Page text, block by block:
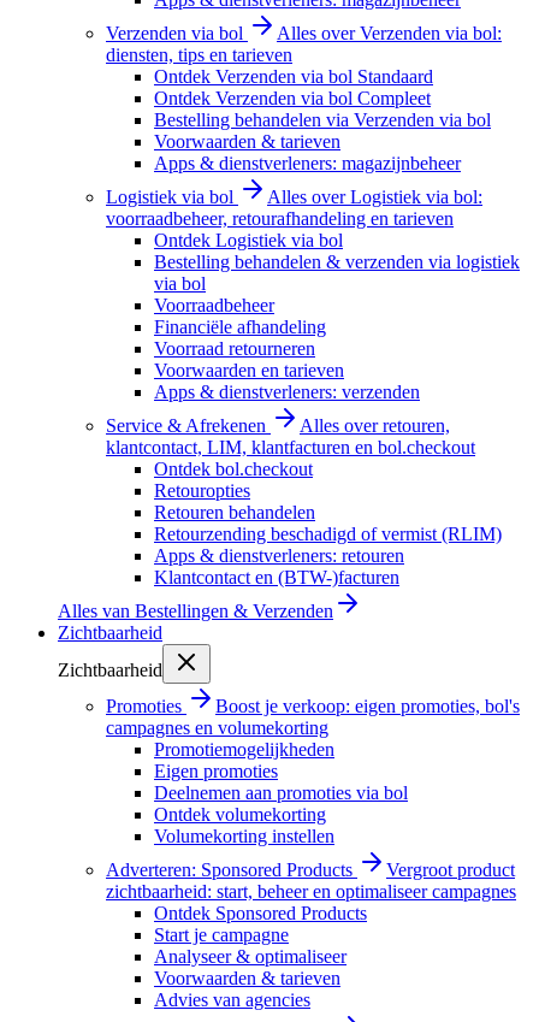
Verzenden via bol
Alles over Verzenden via bol:
diensten, tips en tarieven
Ontdek Verzenden via bol Standaard
Ontdek Verzenden via bol Compleet
Bestelling behandelen via Verzenden via bol
Voorwaarden & tarieven
Apps & dienstverleners: magazijnbeheer
Logistiek via bol
Alles over Logistiek via bol:
voorraadbeheer, retourafhandeling en tarieven
Ontdek Logistiek via bol
Bestelling behandelen & verzenden via logistiek
via bol
Voorraadbeheer
Financiële afhandeling
Voorraad retourneren
Voorwaarden en tarieven
Apps & dienstverleners: verzenden
Service & Afrekenen
Alles over retouren,
klantcontact, LIM, klantfacturen en bol.checkout
Ontdek bol.checkout
Retouropties
Retouren behandelen
Retourzending beschadigd of vermist (RLIM)
Apps & dienstverleners: retouren
Klantcontact en (BTW-)facturen
Alles van Bestellingen & Verzenden
Zichtbaarheid
Zichtbaarheid
Promoties
Boost je verkoop: eigen promoties, bol's
campagnes en volumekorting
Promotiemogelijkheden
Eigen promoties
Deelnemen aan promoties via bol
Ontdek volumekorting
Volumekorting instellen
Adverteren: Sponsored Products
Vergroot product
zichtbaarheid: start, beheer en optimaliseer campagnes
Ontdek Sponsored Products
Start je campagne
Analyseer & optimaliseer
Voorwaarden & tarieven
Advies van agencies